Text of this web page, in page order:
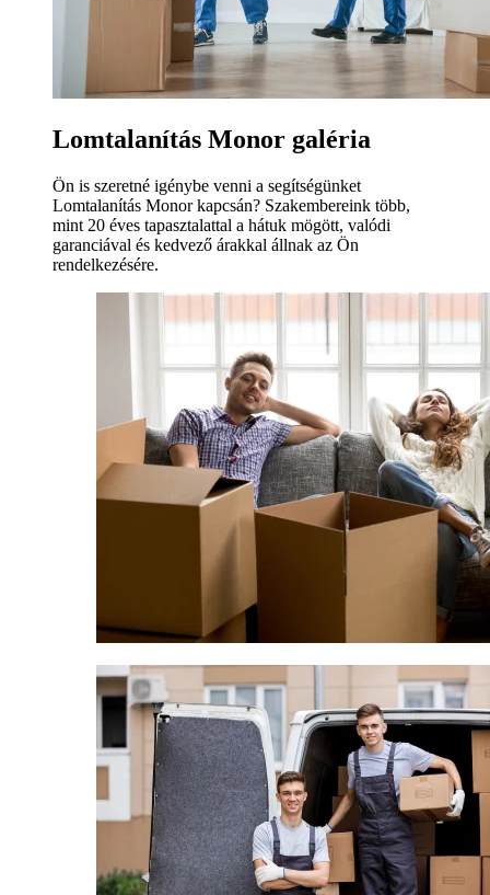
Lomtalanítás Monor galéria
Ön is szeretné igénybe venni a segítségünket
Lomtalanítás Monor kapcsán? Szakembereink több,
mint 20 éves tapasztalattal a hátuk mögött, valódi
garanciával és kedvező árakkal állnak az Ön
rendelkezésére.